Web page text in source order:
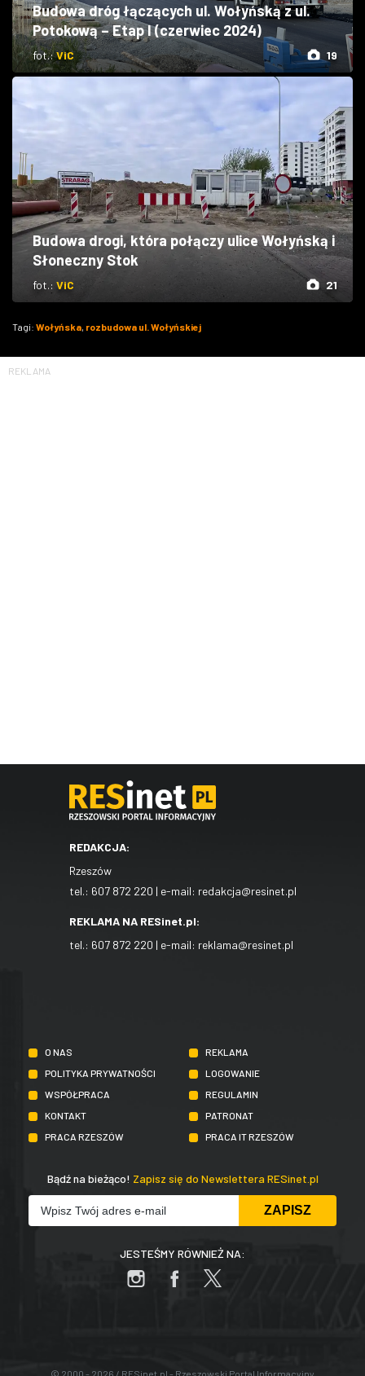
Budowa dróg łączących ul. Wołyńską z ul.
Potokową – Etap I (czerwiec 2024)
fot.:ViC 19
Budowa drogi, która połączy ulice Wołyńską i
Słoneczny Stok
fot.:ViC 21
Tagi: Wołyńska, rozbudowa ul. Wołyńskiej
REKLAMA
REDAKCJA:
Rzeszów
tel.: 607 872 220 | e-mail: redakcja@resinet.pl
REKLAMA NA RESinet.pl:
tel.: 607 872 220 | e-mail: reklama@resinet.pl
O NAS
REKLAMA
POLITYKA PRYWATNOŚCI
LOGOWANIE
WSPÓŁPRACA
REGULAMIN
KONTAKT
PATRONAT
PRACA RZESZÓW
PRACA IT RZESZÓW
Bądź na bieżąco! Zapisz się do Newslettera RESinet.pl
JESTEŚMY RÓWNIEŻ NA:
© 2000 - 2026 / RESinet.pl - Rzeszowski Portal Informacyjny